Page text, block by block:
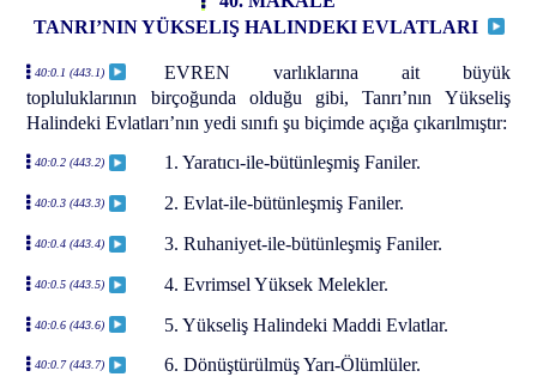
TANRI’NIN YÜKSELIŞ HALINDEKI EVLATLARI
40:0.1 (443.1)
EVREN varlıklarına ait büyük
topluluklarının birçoğunda olduğu gibi, Tanrı’nın Yükseliş
Halindeki Evlatları’nın yedi sınıfı şu biçimde açığa çıkarılmıştır:
40:0.2 (443.2) 1. Yaratıcı-ile-bütünleşmiş Faniler.
40:0.3 (443.3) 2. Evlat-ile-bütünleşmiş Faniler.
40:0.4 (443.4) 3. Ruhaniyet-ile-bütünleşmiş Faniler.
40:0.5 (443.5) 4. Evrimsel Yüksek Melekler.
40:0.6 (443.6) 5. Yükseliş Halindeki Maddi Evlatlar.
40:0.7 (443.7) 6. Dönüştürülmüş Yarı-Ölümlüler.